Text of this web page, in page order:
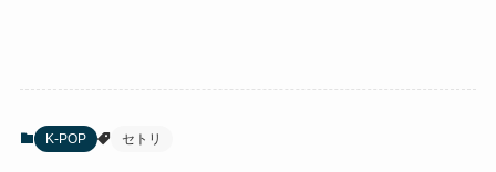
K-POP セトリ